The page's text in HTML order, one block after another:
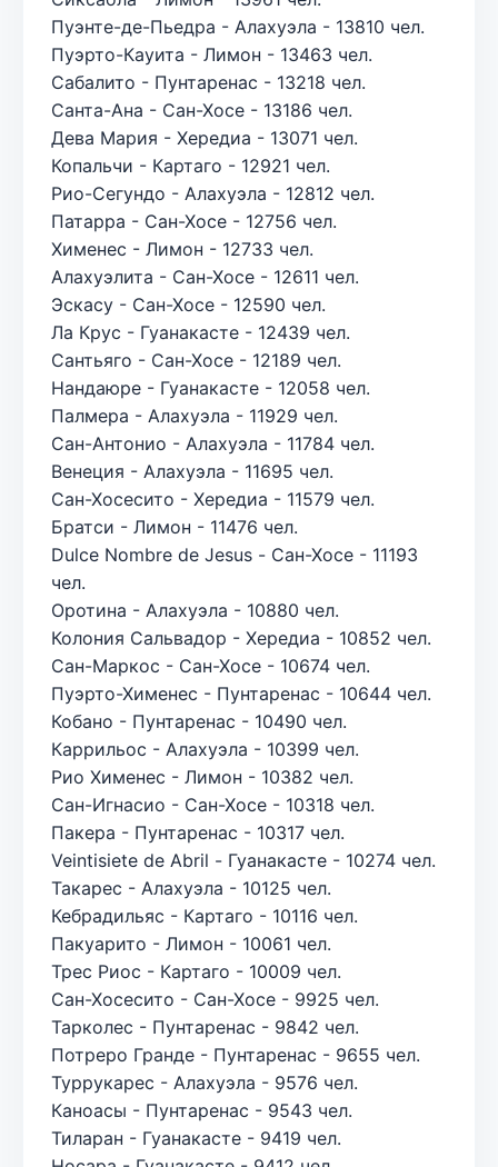
Пуэнте-де-Пьедра - Алахуэла - 13810 чел.
Пуэрто-Кауита - Лимон - 13463 чел.
Сабалито - Пунтаренас - 13218 чел.
Санта-Ана - Сан-Хосе - 13186 чел.
Дева Мария - Хередиа - 13071 чел.
Копальчи - Картаго - 12921 чел.
Рио-Сегундо - Алахуэла - 12812 чел.
Патарра - Сан-Хосе - 12756 чел.
Хименес - Лимон - 12733 чел.
Алахуэлита - Сан-Хосе - 12611 чел.
Эскасу - Сан-Хосе - 12590 чел.
Ла Крус - Гуанакасте - 12439 чел.
Сантьяго - Сан-Хосе - 12189 чел.
Нандаюре - Гуанакасте - 12058 чел.
Палмера - Алахуэла - 11929 чел.
Сан-Антонио - Алахуэла - 11784 чел.
Венеция - Алахуэла - 11695 чел.
Сан-Хосесито - Хередиа - 11579 чел.
Братси - Лимон - 11476 чел.
Dulce Nombre de Jesus - Сан-Хосе - 11193
чел.
Оротина - Алахуэла - 10880 чел.
Колония Сальвадор - Хередиа - 10852 чел.
Сан-Маркос - Сан-Хосе - 10674 чел.
Пуэрто-Хименес - Пунтаренас - 10644 чел.
Кобано - Пунтаренас - 10490 чел.
Каррильос - Алахуэла - 10399 чел.
Рио Хименес - Лимон - 10382 чел.
Сан-Игнасио - Сан-Хосе - 10318 чел.
Пакера - Пунтаренас - 10317 чел.
Veintisiete de Abril - Гуанакасте - 10274 чел.
Такарес - Алахуэла - 10125 чел.
Кебрадильяс - Картаго - 10116 чел.
Пакуарито - Лимон - 10061 чел.
Трес Риос - Картаго - 10009 чел.
Сан-Хосесито - Сан-Хосе - 9925 чел.
Тарколес - Пунтаренас - 9842 чел.
Потреро Гранде - Пунтаренас - 9655 чел.
Туррукарес - Алахуэла - 9576 чел.
Каноасы - Пунтаренас - 9543 чел.
Тиларан - Гуанакасте - 9419 чел.